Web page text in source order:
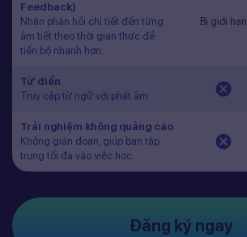
Feedback)
Nhận phản hồi chi tiết đến từng
âm tiết theo thời gian thực để
tiến bộ nhanh hơn.
Bị giới hạn
Từ điển
Truy cập từ ngữ với phát âm
Trải nghiệm không quảng cáo
Không gián đoạn, giúp bạn tập
trung tối đa vào việc học.
Đăng ký ngay